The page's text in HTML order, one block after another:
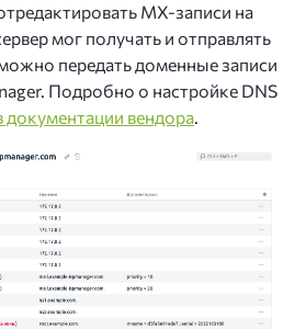
MX-записи на
мог получать и отправлять
передать доменные записи
Подробно о настройке DNS
документации вендора.